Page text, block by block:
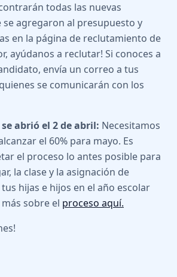
todas las nuevas
se agregaron al presupuesto y
en la página de reclutamiento de
ayúdanos a reclutar! Si conoces a
envía un correo a tus
se comunicarán con los
abrió el 2 de abril: Necesitamos
el 60% para mayo. Es
el proceso lo antes posible para
la clase y la asignación de
hijas e hijos en el año escolar
más sobre el proceso aquí.